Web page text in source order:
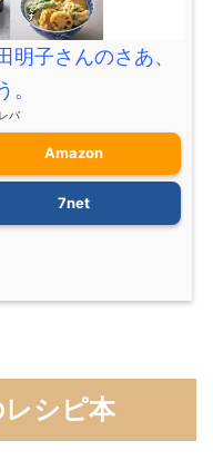
子さんのさあ、
。
バ
Amazon
7net
シピ本